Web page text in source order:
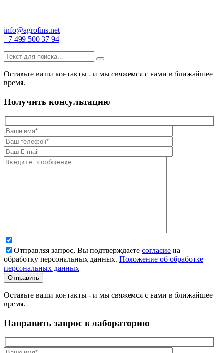
info@agrofins.net
+7 499 500 37 94
Оставьте ваши контакты - и мы свяжемся с вами в ближайшее
время.
Получить консультацию
Отправляя запрос, Вы подтверждаете согласие на
обработку персональных данных. Положение об обработке
персональных данных
Оставьте ваши контакты - и мы свяжемся с вами в ближайшее
время.
Направить запрос в лабораторию